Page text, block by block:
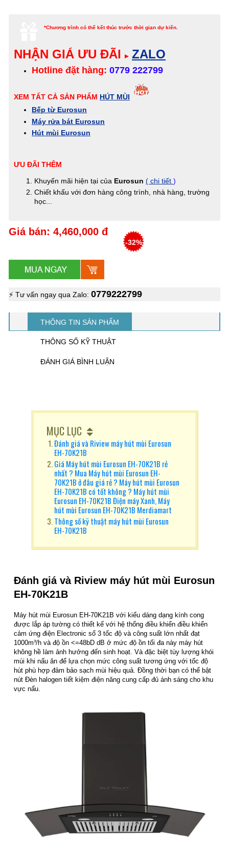
*Chương trình có thể kết thúc trước thời gian dự kiến.
NHẬN GIÁ ƯU ĐÃI ▸ ZALO
Hotline đặt hàng: 0779 222799
XEM TẤT CẢ SẢN PHẨM HÚT MÙI
Bếp từ Eurosun
Máy rửa bát Eurosun
Hút mùi Eurosun
ƯU ĐÃI THÊM
Khuyến mãi hiện tại của Eurosun ( chi tiết )
Chiết khấu với đơn hàng công trình, nhà hàng, trường
học...
Giá bán: 4,460,000 đ
-32%
⚡ Tư vấn ngay qua Zalo: 0779222799
THÔNG TIN SẢN PHẨM
THÔNG SỐ KỸ THUẬT
ĐÁNH GIÁ BÌNH LUẬN
MỤC LỤC
Đánh giá và Riview máy hút mùi Eurosun
EH-70K21B
Giá Máy hút mùi Eurosun EH-70K21B rẻ
nhất ? Mua Máy hút mùi Eurosun EH-
70K21B ở đâu giá rẻ ? Máy hút mùi Eurosun
EH-70K21B có tốt không ? Máy hút mùi
Eurosun EH-70K21B Điện máy Xanh, Máy
hút mùi Eurosun EH-70K21B Merdiamart
Thông số kỹ thuật máy hút mùi Eurosun
EH-70K21B
Đánh giá và Riview máy hút mùi Eurosun
EH-70K21B
Máy hút mùi Eurosun EH-70K21B với kiểu dáng dạng kính cong
được lắp áp tường có thiết kế với hệ thống điều khiển điều khiển
cảm ứng điện Electronic số 3 tốc độ và công suất lớn nhất đạt
1000m³/h và độ ồn <=48bD dB ở mức độ ồn tối đa này máy hút
không hề làm ảnh hưởng đến sinh hoạt. Và đặc biệt tùy lượng khói
mùi khi nấu ăn để lựa chọn mức công suất tương ứng với tốc độ
hút phù hợp đảm bảo sạch mùi hiệu quả. Đồng thời bạn có thể bật
nút Đèn halogen tiết kiệm điện năng cung cấp đủ ánh sáng cho khu
vực nấu.